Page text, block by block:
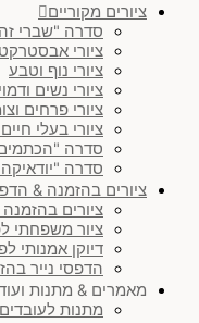
ציורים מקוריים
סדרה "שברי
ציורי אבסטרקט
ציורי נוף וטבע
ציורי נשים
ציורי פרחים
ציורי בעלי
סדרה
סדרה
ציורים בהזמנה &
ציורים
ציור משפחתי
דיוקן אמנותי
הדפסי נייר
מאמרים & מתנות
מתנות לעובדים